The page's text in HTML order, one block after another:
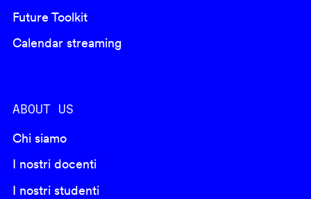
Future Toolkit
Calendar streaming
ABOUT US
Chi siamo
I nostri docenti
I nostri studenti